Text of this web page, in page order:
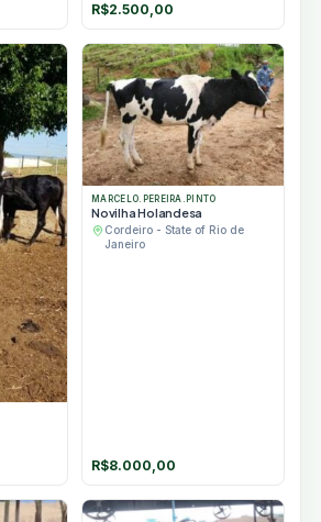
R$2.500,00
MARCELO.PEREIRA.PINTO
Novilha Holandesa
Cordeiro - State of Rio de
Janeiro
R$8.000,00